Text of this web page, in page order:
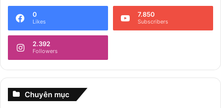
0
Likes
7.850
Subscribers
2.392
Followers
Chuyên mục